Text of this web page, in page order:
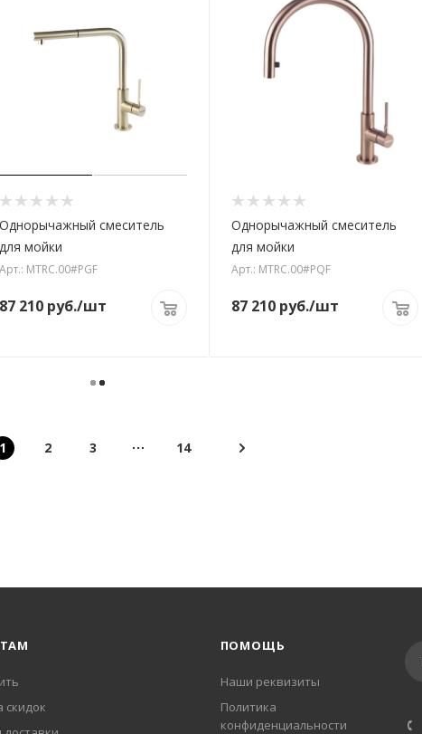
Однорычажный смеситель
для мойки
Арт.: MTRC.00#PGF
87 210 руб./шт
Однорычажный смеситель
для мойки
Арт.: MTRC.00#PQF
87 210руб./шт
1 2 3 14
скидок
ПОМОЩЬ
Наши реквизиты
Политика
конфиденциальности